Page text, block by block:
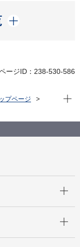
ージID：238-530-586
プページ
ました。
現在